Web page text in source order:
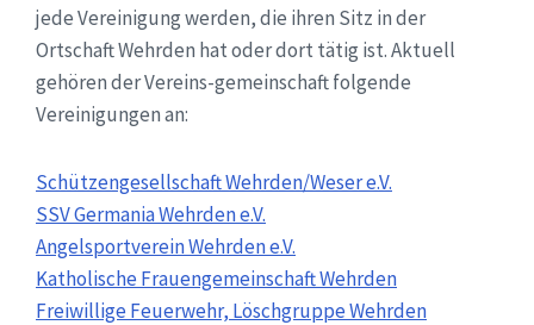
jede Vereinigung werden, die ihren Sitz in der
Ortschaft Wehrden hat oder dort tätig ist. Aktuell
gehören der Vereins-gemeinschaft folgende
Vereinigungen an:
Schützengesellschaft Wehrden/Weser e.V.
SSV Germania Wehrden e.V.
Angelsportverein Wehrden e.V.
Katholische Frauengemeinschaft Wehrden
Freiwillige Feuerwehr, Löschgruppe Wehrden